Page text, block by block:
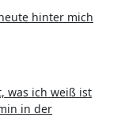
hinter mich
was ich weiß ist
in der